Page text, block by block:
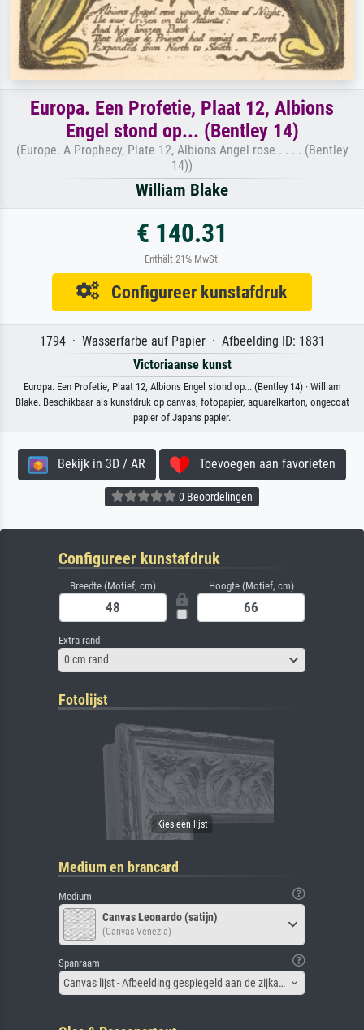
Europa. Een Profetie, Plaat 12, Albions
Engel stond op... (Bentley 14)
(Europe. A Prophecy, Plate 12, Albions Angel rose . . . . (Bentley
14))
William Blake
€ 140.31
Enthält 21% MwSt.
Configureer kunstafdruk
1794 · Wasserfarbe auf Papier · Afbeelding ID: 1831
Victoriaanse kunst
Europa. Een Profetie, Plaat 12, Albions Engel stond op... (Bentley 14) · William
Blake. Beschikbaar als kunstdruk op canvas, fotopapier, aquarelkarton, ongecoat
papier of Japans papier.
Bekijk in 3D / AR Toevoegen aan favorieten
0 Beoordelingen
Configureer kunstafdruk
Breedte (Motief, cm) Hoogte (Motief, cm)
Extra rand
0 cm rand
Fotolijst
Medium en brancard
Medium
Canvas Leonardo (satijn)
(Canvas Venezia)
Spanraam
Canvas lijst - Afbeelding gespiegeld aan de zijkant